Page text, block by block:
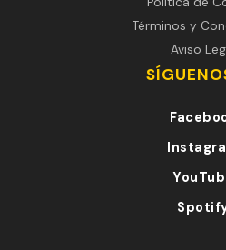
Términos y
Aviso